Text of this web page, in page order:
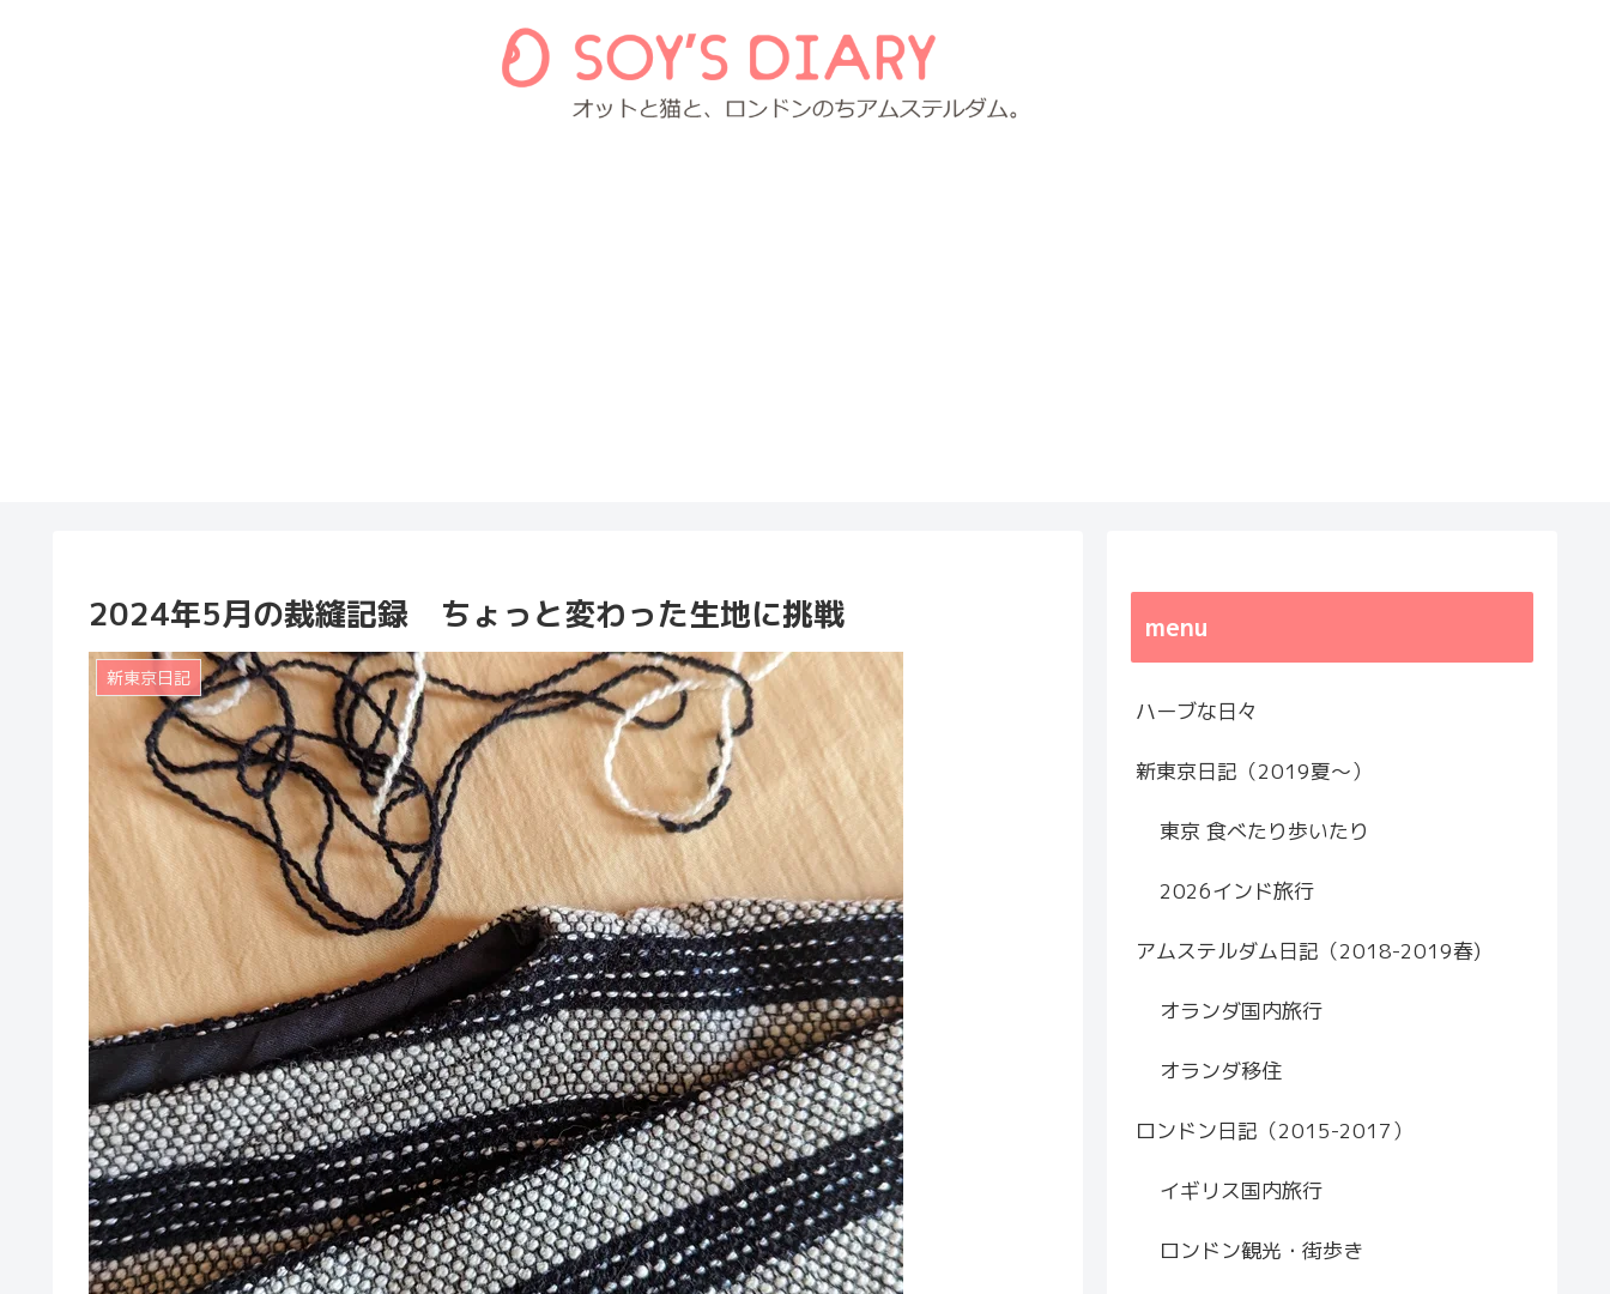
2024年5月の裁縫記録 ちょっと変わった生地に挑戦
新東京日記
menu
ハーブな日々
新東京日記（2019夏～）
東京 食べたり歩いたり
2026インド旅行
アムステルダム日記（2018-2019春)
オランダ国内旅行
オランダ移住
ロンドン日記（2015-2017）
イギリス国内旅行
ロンドン観光・街歩き